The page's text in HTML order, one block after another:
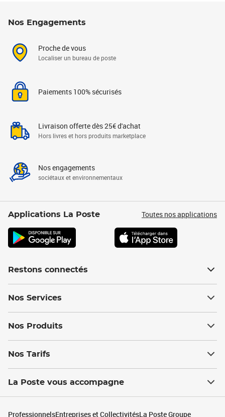
Nos Engagements
Proche de vous
Localiser un bureau de poste
Paiements 100% sécurisés
Livraison offerte dès 25€ d'achat
Hors livres et hors produits marketplace
Nos engagements
sociétaux et environnementaux
Applications La Poste Toutes nos applications
Restons connectés
Nos Services
Nos Produits
Nos Tarifs
La Poste vous accompagne
ProfessionnelsEntreprises et CollectivitésLa Poste Groupe